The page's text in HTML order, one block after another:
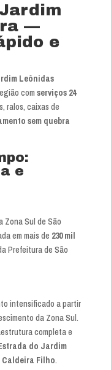
—
e
Leônidas
com serviços 24
ralos, caixas de
sem quebra
e
Zona Sul de São
em mais de 230 mil
Prefeitura de São
intensificado a partir
da Zona Sul.
completa e
do Jardim
Filho.